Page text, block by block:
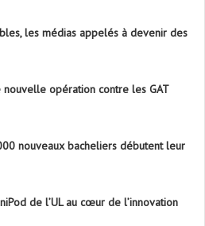
les médias appelés à devenir des
nouvelle opération contre les GAT
nouveaux bacheliers débutent leur
de l’UL au cœur de l’innovation